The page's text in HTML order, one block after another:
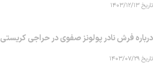
تاریخ ۱۴۰۳/۱۲/۱۳
درباره فرش نادر پولونز صفوی در حراجی کریستی
تاریخ ۱۴۰۳/۰۷/۲۹